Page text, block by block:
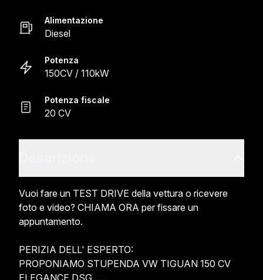
Alimentazione
Diesel
Potenza
150CV / 110kW
Potenza fiscale
20 CV
Vuoi fare un TEST DRIVE della vettura o ricevere
foto e video? CHIAMA ORA per fissare un
appuntamento.
PERIZIA DELL' ESPERTO:
PROPONIAMO STUPENDA VW TIGUAN 150 CV
ELEGANCE DSG......